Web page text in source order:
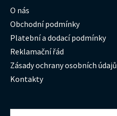
O nás
Obchodní podmínky
Platební a dodací podmínky
Reklamační řád
Zásady ochrany osobních údajů
Kontakty